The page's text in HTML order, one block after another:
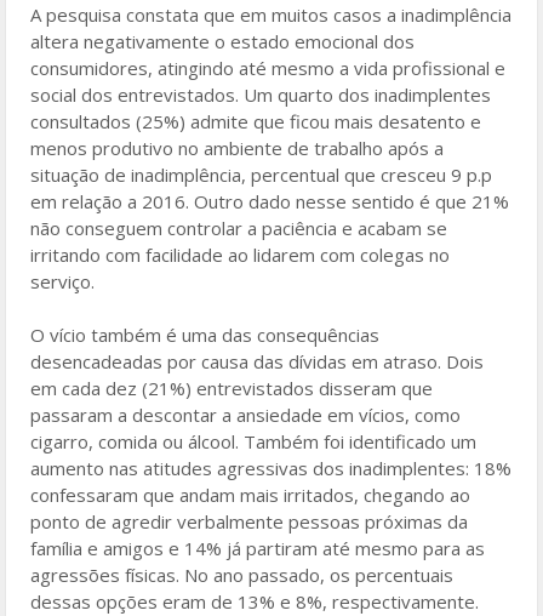
A pesquisa constata que em muitos casos a inadimplência
altera negativamente o estado emocional dos
consumidores, atingindo até mesmo a vida profissional e
social dos entrevistados. Um quarto dos inadimplentes
consultados (25%) admite que ficou mais desatento e
menos produtivo no ambiente de trabalho após a
situação de inadimplência, percentual que cresceu 9 p.p
em relação a 2016. Outro dado nesse sentido é que 21%
não conseguem controlar a paciência e acabam se
irritando com facilidade ao lidarem com colegas no
serviço.
O vício também é uma das consequências
desencadeadas por causa das dívidas em atraso. Dois
em cada dez (21%) entrevistados disseram que
passaram a descontar a ansiedade em vícios, como
cigarro, comida ou álcool. Também foi identificado um
aumento nas atitudes agressivas dos inadimplentes: 18%
confessaram que andam mais irritados, chegando ao
ponto de agredir verbalmente pessoas próximas da
família e amigos e 14% já partiram até mesmo para as
agressões físicas. No ano passado, os percentuais
dessas opções eram de 13% e 8%, respectivamente.